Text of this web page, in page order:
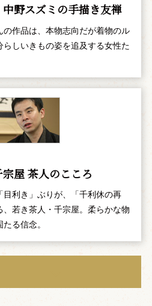
野スズミの手描き友禅
作品は、本物志向だが着物のル
しいきもの姿を追及する女性た
屋 茶人のこころ
利き」ぶりが、「千利休の再
若き茶人・千宗屋。柔らかな物
る信念。